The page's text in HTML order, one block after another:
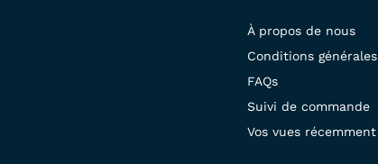
À propos de nous
Conditions générales
FAQs
Suivi de commande
Vos vues récemment